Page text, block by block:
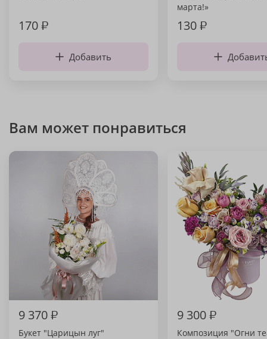
170₽
Добавить
марта!»
130₽
Вам может понравиться
9 370₽
Букет "Царицын луг"
9 300₽
Композиция "Огни